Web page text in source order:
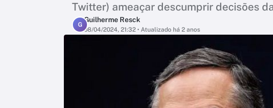
Twitter) ameaçar descumprir decisões
G
Guilherme Resck
08/04/2024, 21:32 • Atualizado há 2 anos